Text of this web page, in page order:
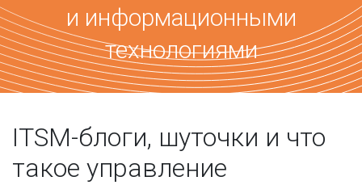
и информационными
технологиями
ITSM-блоги, шуточки и что
такое управление